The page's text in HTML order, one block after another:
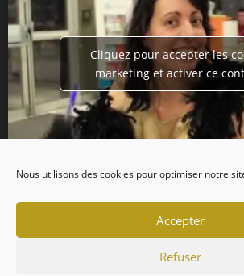
Nous utilisons des cookies pour optimiser notre
Accepter
Refuser
Cliquez pour accepter les
marketing et activer ce